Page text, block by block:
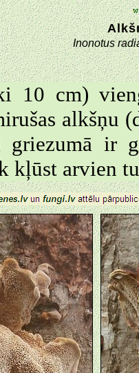
Inonotus
10 cm)
alkšņu
griezumā ir
kļūst arvien